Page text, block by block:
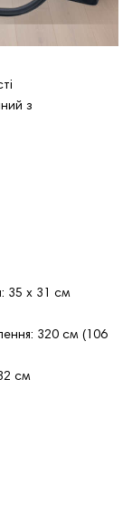
з
35 x 31 см
320 см (106
см